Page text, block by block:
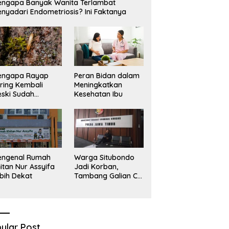
Sekadar Narasi.
Banyak Wanita Terlambat
Endometriosis? Ini Faktanya
Rayap
Kembali
Sudah
Peran Bidan dalam
Meningkatkan
Kesehatan Ibu
Rumah
Nur Assyifa
Dekat
Warga Situbondo
Jadi Korban,
Tambang Galian C